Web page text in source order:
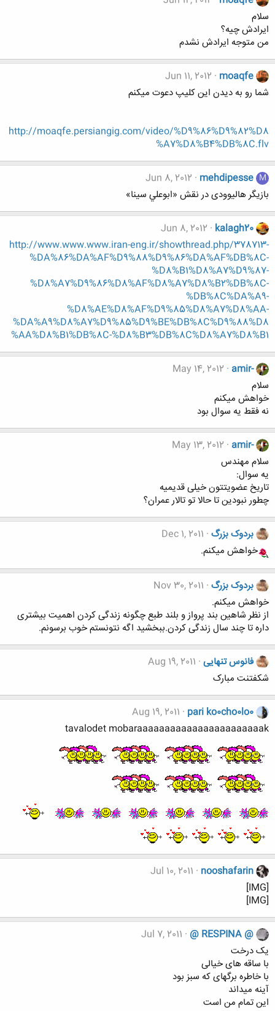
سلام
ايرادش چيه؟
من متوجه ايرادش نشدم
moaqfe
Jun 11, 2012
شما رو به دیدن این کلیپ دعوت میکنم
http://moaqfe.persiangig.com/video/%D9%86%D9%82%D8
%A7%D8%B4%DB%8C.flv
M
mehdipesse
Jun 8, 2012
بازیگر هالیوودی در نقش «ابوعلي سينا»
kalagh20
Jun 8, 2012
http://www.www.www.iran-eng.ir/showthread.php/378713-
%DA%86%DA%AF%D9%88%D9%86%DA%AF%DB%8C-
%D8%B1%D8%A7%D9%87-
%D8%A7%D9%86%D8%AF%D8%A7%D8%B2%DB%8C-
%DB%8C%DA%A9-
%D8%AE%D8%AF%D9%85%D8%A7%D8%AA-
%DA%A9%D8%A7%D9%85%D9%BE%DB%8C%D9%88%D8
%AA%D8%B1%DB%8C-%D8%B3%DB%8C%D8%A7%D8%B1
amir-
May 14, 2012
سلام
خواهش میکنم
نه فقط یه سوال بود
amir-
May 13, 2012
سلام مهندس
یه سوال:
تاریخ عضویتتون خیلی قدیمیه
چطور نبودین تا حالا تو تالار عمران؟
بردوک بزرگ Dec 1, 2011
خواهش میکنم.
بردوک بزرگ Nov 30, 2011
خواهش میکنم.
از نظر شاهین بند پرواز و بلند طبع چگونه زندگی کردن اهمیت بیشتری
داره تا چند سال زندگی کردن.ببخشید اگه نتونستم خوب برسونم.
فانوس تنهایی Aug 19, 2011
شکفتنت مبارک
pari ko0cho0lo0
Aug 19, 2011
tavalodet mobaraaaaaaaaaaaaaaaaaaaaaaak
nooshafarin
Jul 10, 2011
[IMG]
[IMG]
@ RESPINA @
Jul 7, 2011
یک درخت
با ساقه های خیالی
با خاطره برگهای که سبز بود
آینه میداند
این تمام من است